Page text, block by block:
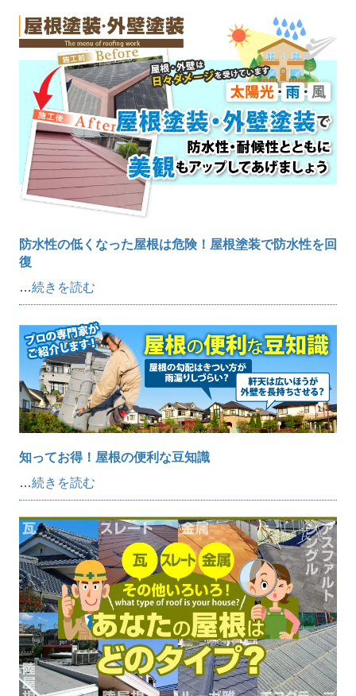
防水性の低くなった屋根は危険！屋根塗装で防水性を回
復
…続きを読む
知ってお得！屋根の便利な豆知識
…続きを読む